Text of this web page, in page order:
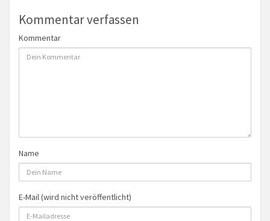
Kommentar verfassen
Kommentar
Name
E-Mail (wird nicht veröffentlicht)